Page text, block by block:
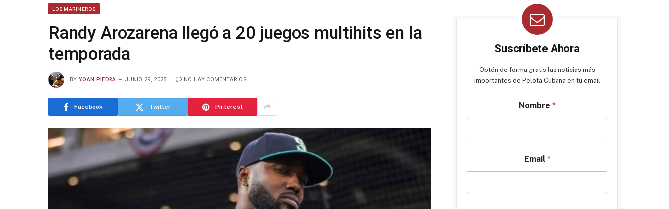
LOS MARINEROS
Randy Arozarena llegó a 20 juegos multihits en la
temporada
BY YOAN PIEDRA JUNIO 29, 2025 NO HAY COMENTARIOS
Facebook Twitter Pinterest
Suscríbete Ahora
Obtén de forma gratis las noticias más
importantes de Pelota Cubana en tu email
Nombre *
Email *